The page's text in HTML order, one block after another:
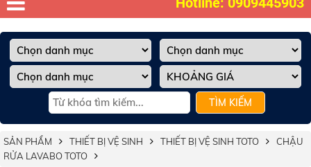
TÌM KIẾM
SẢN PHẨM THIẾT BỊ VỆ SINH THIẾT BỊ VỆ SINH TOTO
CHẬU
RỬA LAVABO TOTO